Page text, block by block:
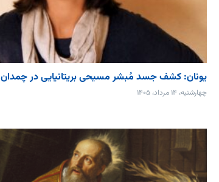
یونان: کشف جسد مُبشر مسیحی بریتانیایی در چمدان
چهارشنبه، ۱۴ مرداد، ۱۴۰۵